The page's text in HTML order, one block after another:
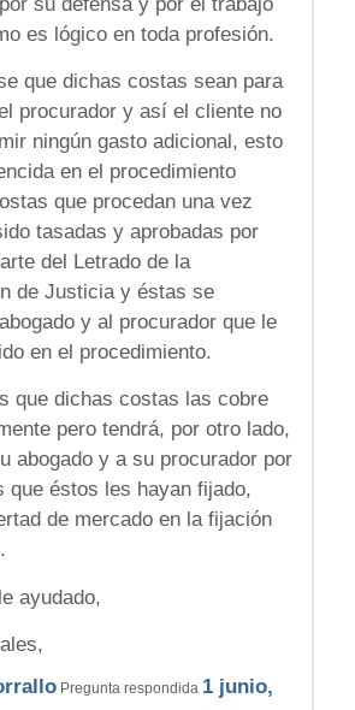
es lógico en toda profesión.
que dichas costas sean para
procurador y así el cliente no
ningún gasto adicional, esto
en el procedimiento
que procedan una vez
tasadas y aprobadas por
del Letrado de la
de Justicia y éstas se
y al procurador que le
en el procedimiento.
que dichas costas las cobre
pero tendrá, por otro lado,
abogado y a su procurador por
que éstos les hayan fijado,
de mercado en la fijación
ayudado,
Pregunta respondida 1 junio,